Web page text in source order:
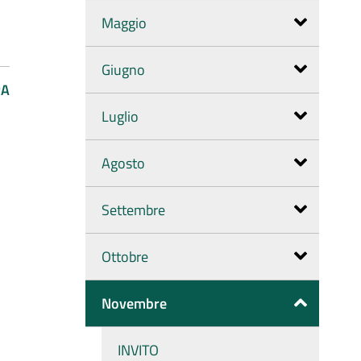
Maggio
Giugno
Luglio
Agosto
Settembre
Ottobre
Novembre
INVITO